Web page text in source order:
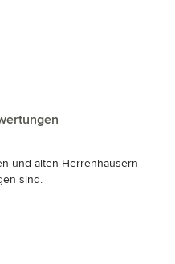
und alten Herrenhäusern
sind.
Handy: 01573 - 786 585